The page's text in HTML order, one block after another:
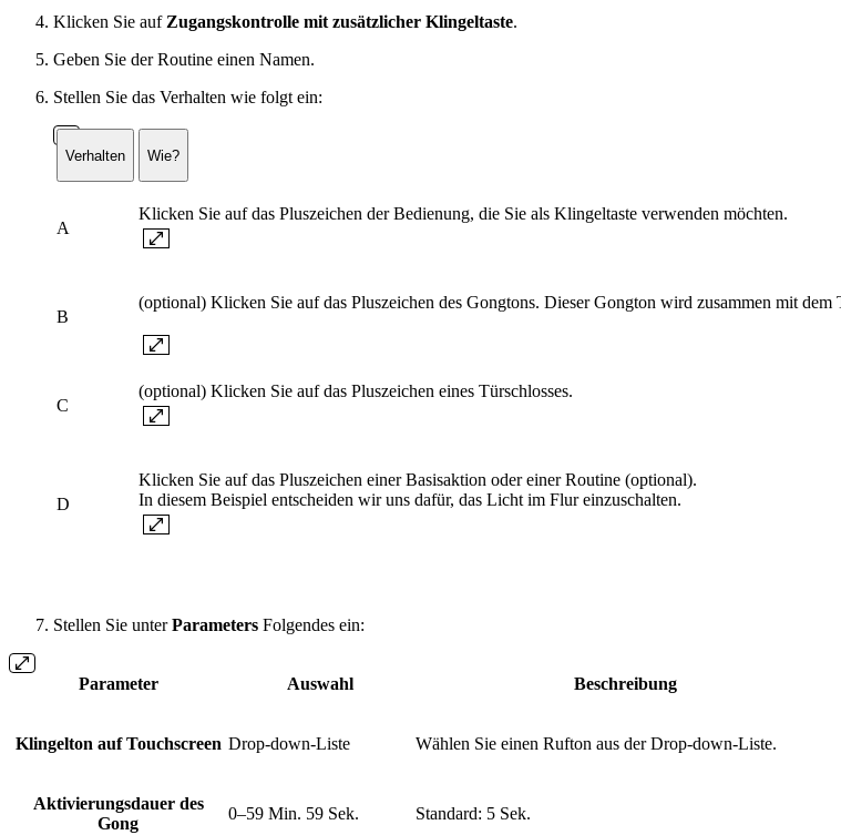
Klicken Sie auf Zugangskontrolle mit zusätzlicher Klingeltaste.
Geben Sie der Routine einen Namen.
Stellen Sie das Verhalten wie folgt ein:
Verhalten Wie?
A
Klicken Sie auf das Pluszeichen der Bedienung, die Sie als Klingeltaste verwenden möchten.
B
(optional) Klicken Sie auf das Pluszeichen des Gongtons. Dieser Gongton wird zusammen mit dem
C
(optional) Klicken Sie auf das Pluszeichen eines Türschlosses.
D
Klicken Sie auf das Pluszeichen einer Basisaktion oder einer Routine (optional).
In diesem Beispiel entscheiden wir uns dafür, das Licht im Flur einzuschalten.
Stellen Sie unterParameters Folgendes ein:
Parameter Auswahl Beschreibung
Klingelton auf Touchscreen Drop-down-Liste Wählen Sie einen Rufton aus der Drop-down-Liste.
Aktivierungsdauer des
Gong
0–59 Min. 59 Sek. Standard: 5 Sek.